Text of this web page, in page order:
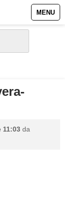
MENU
11:03 da